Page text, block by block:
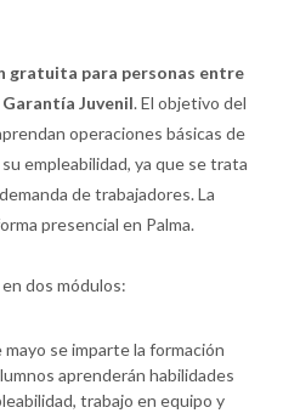
gratuita para personas entre
Juvenil. El objetivo del
operaciones básicas de
empleabilidad, ya que se trata
de trabajadores. La
presencial en Palma.
dos módulos:
mayo se imparte la formación
aprenderán habilidades
trabajo en equipo y